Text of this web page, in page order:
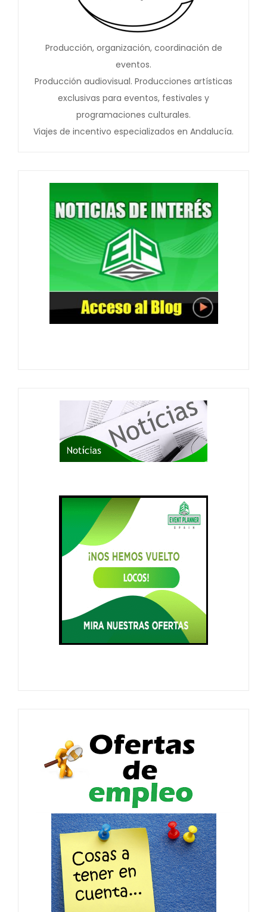
Producción, organización, coordinación de
eventos.
Producción audiovisual. Producciones artísticas
exclusivas para eventos, festivales y
programaciones culturales.
Viajes de incentivo especializados en Andalucía.